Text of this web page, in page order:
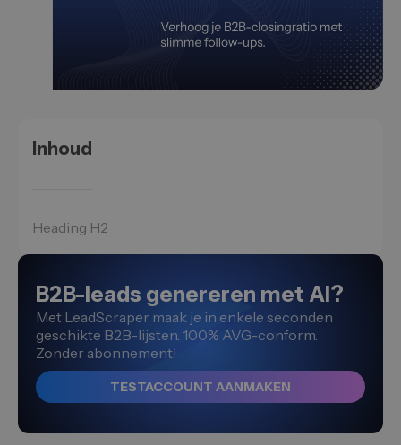
Inhoud
Heading H2
B2B-leads genereren met AI?
Met LeadScraper maak je in enkele seconden
geschikte B2B-lijsten. 100% AVG-conform.
Zonder abonnement!
TESTACCOUNT AANMAKEN